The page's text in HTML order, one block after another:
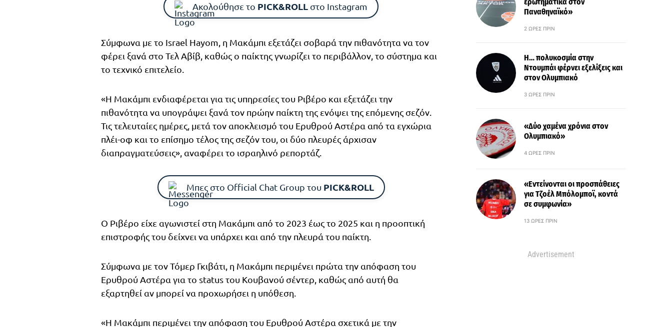
Ακολούθησε το PICK&ROLL στο Instagram
Σύμφωνα με το Israel Hayom, η Μακάμπι εξετάζει σοβαρά την πιθανότητα να τον
φέρει ξανά στο Τελ Αβίβ, καθώς ο παίκτης γνωρίζει το περιβάλλον, το σύστημα και
το τεχνικό επιτελείο.
«Η Μακάμπι ενδιαφέρεται για τις υπηρεσίες του Ριβέρο και εξετάζει την
πιθανότητα να υπογράψει ξανά τον πρώην παίκτη της ενόψει της επόμενης σεζόν.
Τις τελευταίες ημέρες, μετά τον αποκλεισμό του Ερυθρού Αστέρα από τα εγχώρια
πλέι-οφ και το επίσημο τέλος της σεζόν του, οι δύο πλευρές άρχισαν
διαπραγματεύσεις», αναφέρει το ισραηλινό ρεπορτάζ.
Μπες στο Official Chat Group του PICK&ROLL
Ο Ριβέρο είχε αγωνιστεί στη Μακάμπι από το 2023 έως το 2025 και η προοπτική
επιστροφής του δείχνει να υπάρχει και από την πλευρά του παίκτη.
Σύμφωνα με τον Τόμερ Γκιβάτι, η Μακάμπι περιμένει πρώτα την απόφαση του
Ερυθρού Αστέρα για το status του Κουβανού σέντερ, καθώς από αυτή θα
εξαρτηθεί αν μπορεί να προχωρήσει η υπόθεση.
«Η Μακάμπι περιμένει την απόφαση του Ερυθρού Αστέρα σχετικά με την
ερωτηματικά στον
Παναθηναϊκό»
2 ΏΡΕΣ ΠΡΙΝ
Η… πολυκοσμία στην
Ντουμπάι φέρνει εξελίξεις και
στον Ολυμπιακό
3 ΏΡΕΣ ΠΡΙΝ
«Δύο χαμένα χρόνια στον
Ολυμπιακό»
4 ΏΡΕΣ ΠΡΙΝ
«Εντείνονται οι προσπάθειες
για Τζοέλ Μπόλομποϊ, κοντά
σε συμφωνία»
13 ΏΡΕΣ ΠΡΙΝ
Advertisement